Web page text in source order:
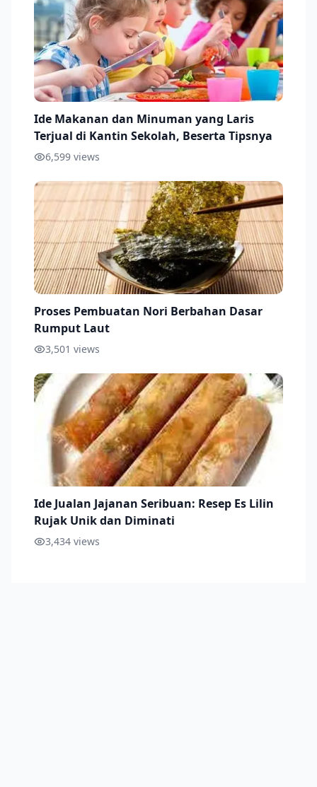
Ide Makanan dan Minuman yang Laris
Terjual di Kantin Sekolah, Beserta Tipsnya
6,599 views
Proses Pembuatan Nori Berbahan Dasar
Rumput Laut
3,501 views
Ide Jualan Jajanan Seribuan: Resep Es Lilin
Rujak Unik dan Diminati
3,434 views